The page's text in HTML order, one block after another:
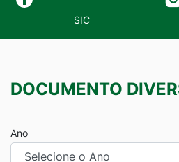
SIC
DOCUMENTO
Ano